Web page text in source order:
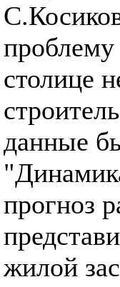
столице
данные
прогноз
жилой